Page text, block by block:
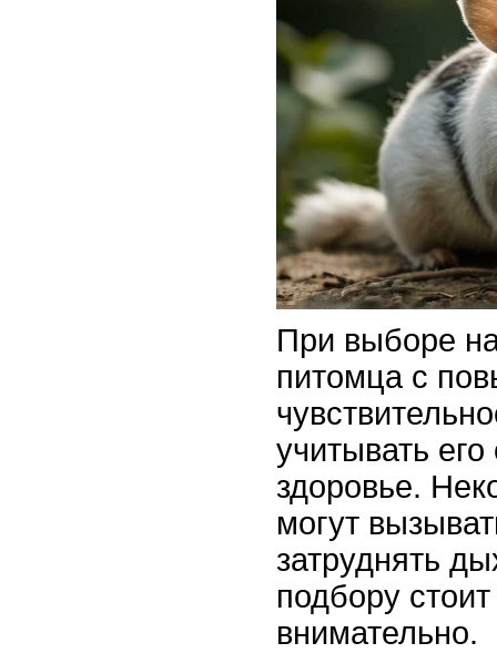
При выборе
питомца с
учитывать
здоровье.
могут
затруднять
подбору
внимательно.